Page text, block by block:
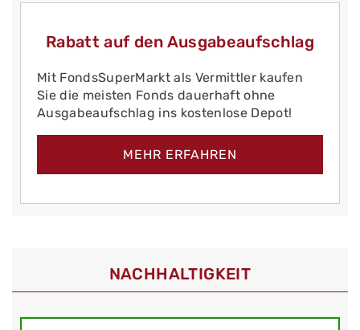
Rabatt auf den Ausgabeaufschlag
Mit FondsSuperMarkt als Vermittler kaufen
Sie die meisten Fonds dauerhaft ohne
Ausgabeaufschlag ins kostenlose Depot!
MEHR ERFAHREN
NACHHALTIGKEIT